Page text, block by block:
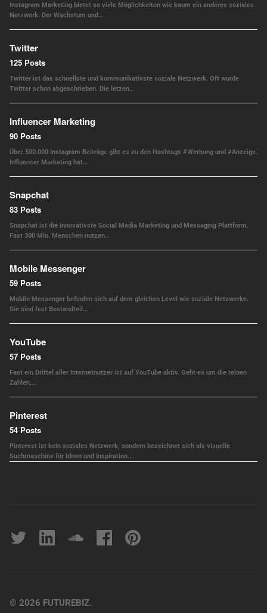
Instagram Marketing bietet so viele Möglichkeiten wie kaum ein anderes soziales
Netzwerk. Der Wachstum und…
Twitter
125 Posts
Twitter ist das schnellste und kommunikativste soziale Netzwerk. Oft wurde
Twitter schon abgeschrieben. Die letzen…
Influencer Marketing
90 Posts
Über 500.000 Instagram Beiträge gibt es zu den Hashtags #Werbung und #Anzeige.
Influencer Marketing hat…
Snapchat
83 Posts
Snapchat ist die innovativste Social Media Marketing und Messaging Plattform.
Fast 300 Mio. Menschen nutzen…
Mobile Messenger
59 Posts
Mobile Messenger befinden sich auf dem gleichen Level wie soziale Netzwerke.
Sie sind fest Bestandteil…
YouTube
57 Posts
Fast ein Drittel aller Internetnutzer ist auf YouTube aktiv. Geht es um die reinen
Zahlen,…
Pinterest
54 Posts
Pinterest ist kein soziales Netzwerk, sondern bezeichnet sich als visuelle
Suchmaschine für Ideen und Inspiration.…
Twitter linkedin soundcloudFacebookpinterest
© 2026 FUTUREBIZ.